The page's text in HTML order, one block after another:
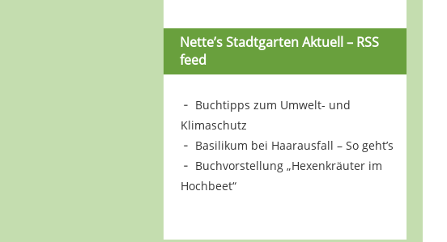
Nette’s Stadtgarten Aktuell – RSS
feed
Buchtipps zum Umwelt- und
Klimaschutz
Basilikum bei Haarausfall – So geht’s
Buchvorstellung „Hexenkräuter im
Hochbeet“